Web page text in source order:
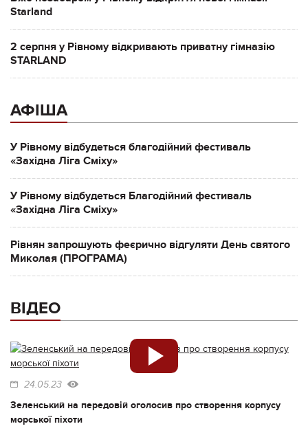
Starland
2 серпня у Рівному відкривають приватну гімназію
STARLAND
АФІША
У Рівному відбудеться благодійний фестиваль
«Західна Ліга Сміху»
У Рівному відбудеться Благодійний фестиваль
«Західна Ліга Сміху»
Рівнян запрошують феєрично відгуляти День святого
Миколая (ПРОГРАМА)
ВІДЕО
24.05.23
Зеленський на передовій оголосив про створення корпусу
морської піхоти